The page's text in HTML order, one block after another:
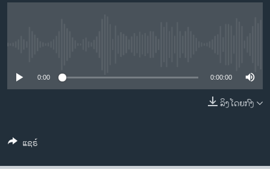
ຊອກ
ຊີວິດຊາວລາວ
ທຸລະກິດ
ພາສາອັງກິດ
0:00 0:00:00
ລິງໂດຍກົງ
ແຊຣ໌